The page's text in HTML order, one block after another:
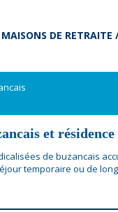
MAISONS DE RETRAITE
et résidence
de buzancais
temporaire ou de